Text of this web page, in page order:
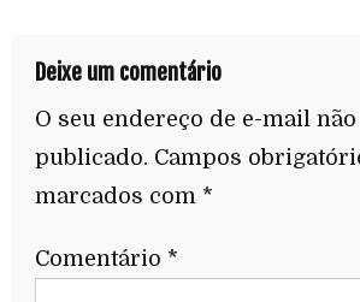
Deixe um comentário
O seu endereço de e-mail
publicado. Campos
marcados com *
Comentário *